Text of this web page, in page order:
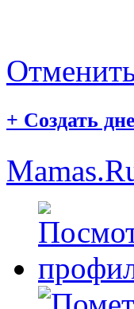
+ Создать